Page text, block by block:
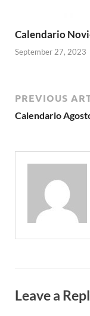
Calendario
September 27, 2023
PREVIOUS
Calendario
Leave a